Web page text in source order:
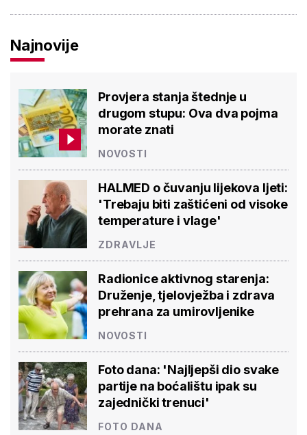
Najnovije
Provjera stanja štednje u
drugom stupu: Ova dva pojma
morate znati
NOVOSTI
HALMED o čuvanju lijekova ljeti:
'Trebaju biti zaštićeni od visoke
temperature i vlage'
ZDRAVLJE
Radionice aktivnog starenja:
Druženje, tjelovježba i zdrava
prehrana za umirovljenike
NOVOSTI
Foto dana: 'Najljepši dio svake
partije na boćalištu ipak su
zajednički trenuci'
FOTO DANA